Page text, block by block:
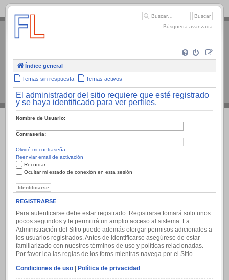
.
Búsqueda avanzada
Índice general
Temas sin respuesta Temas activos
El administrador del sitio requiere que esté registrado
y se haya identificado para ver perfiles.
Nombre de Usuario:
Contraseña:
Olvidé mi contraseña
Reenviar email de activación
Recordar
Ocultar mi estado de conexión en esta sesión
REGISTRARSE
Para autenticarse debe estar registrado. Registrarse tomará solo unos
pocos segundos y le permitirá un amplio acceso al sistema. La
Administración del Sitio puede además otorgar permisos adicionales a
los usuarios registrados. Antes de identificarse asegúrese de estar
familiarizado con nuestros términos de uso y políticas relacionadas.
Por favor lea las reglas de los foros mientras navega por el Sitio.
Condiciones de uso | Política de privacidad